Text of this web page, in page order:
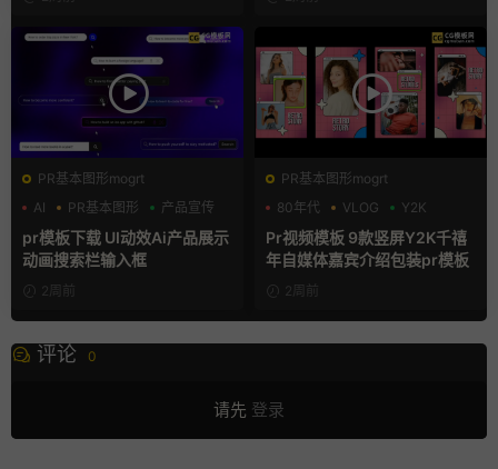
PR基本图形mogrt
AI
PR基本图形 产品宣传
pr模板下载 UI动效Ai产品展示
动画搜索栏输入框
2周前
PR基本图形mogrt
80年代
VLOG Y2K
Pr视频模板 9款竖屏Y2K千禧
年自媒体嘉宾介绍包装pr模板
2周前
评论 0
请先 登录